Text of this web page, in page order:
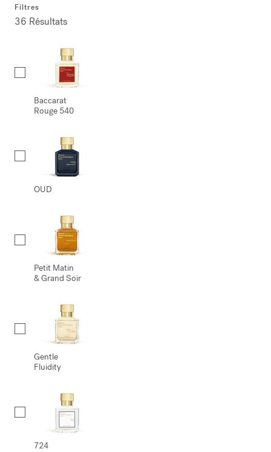
Filtres
36 Résultats
Baccarat
Rouge 540
OUD
Petit Matin
& Grand Soir
Gentle
Fluidity
724